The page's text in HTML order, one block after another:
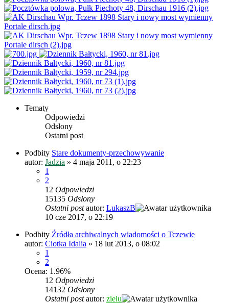
Tematy
Odpowiedzi
Odsłony
Ostatni post
Podbity Stare dokumenty-przechowywanie
autor: Jadzia » 4 maja 2011, o 22:23
1
2
12 Odpowiedzi
15135 Odsłony
Ostatni postautor: LukaszB
10 cze 2017, o 22:19
Podbity Źródła archiwalnych wiadomości o Tczewie
autor: Ciotka Idalia » 18 lut 2013, o 08:02
1
2
Ocena: 1.96%
12 Odpowiedzi
14132 Odsłony
Ostatni postautor: zielu